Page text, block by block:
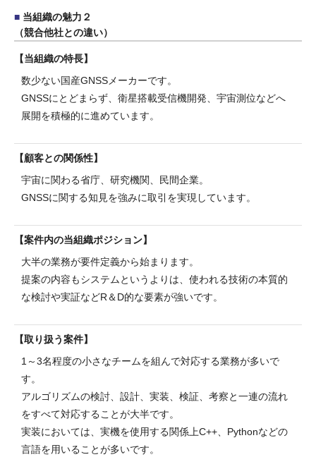
当組織の魅力２
（競合他社との違い）
当組織の特長
数少ない国産GNSSメーカーです。
GNSSにとどまらず、衛星搭載受信機開発、宇宙測位などへ
展開を積極的に進めています。
顧客との関係性
宇宙に関わる省庁、研究機関、民間企業。
GNSSに関する知見を強みに取引を実現しています。
案件内の当組織ポジション
大半の業務が要件定義から始まります。
提案の内容もシステムというよりは、使われる技術の本質的
な検討や実証などR＆D的な要素が強いです。
取り扱う案件
1～3名程度の小さなチームを組んで対応する業務が多いで
す。
アルゴリズムの検討、設計、実装、検証、考察と一連の流れ
をすべて対応することが大半です。
実装においては、実機を使用する関係上C++、Pythonなどの
言語を用いることが多いです。